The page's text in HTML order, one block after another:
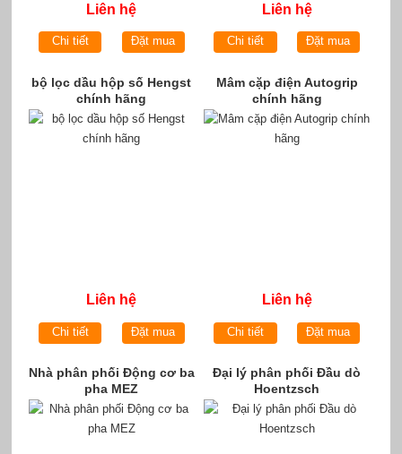
Liên hệ
Chi tiết Đặt mua
Liên hệ
Chi tiết Đặt mua
bộ lọc dầu hộp số Hengst
chính hãng
Liên hệ
Chi tiết Đặt mua
Mâm cặp điện Autogrip
chính hãng
Liên hệ
Chi tiết Đặt mua
Nhà phân phối Động cơ ba
pha MEZ
Đại lý phân phối Đầu dò
Hoentzsch